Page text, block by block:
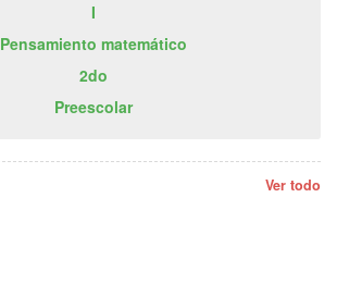
I
Pensamiento matemático
2do
Preescolar
Ver todo